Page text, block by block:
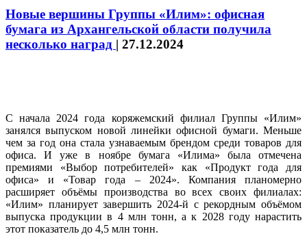
Новые вершины Группы «Илим»: офисная
бумага из Архангельской области получила
несколько наград | 27.12.2024
С начала 2024 года коряжемский филиал Группы «Илим»
занялся выпуском новой линейки офисной бумаги. Меньше
чем за год она стала узнаваемым брендом среди товаров для
офиса. И уже в ноябре бумага «Илима» была отмечена
премиями «Выбор потребителей» как «Продукт года для
офиса» и «Товар года – 2024». Компания планомерно
расширяет объёмы производства во всех своих филиалах:
«Илим» планирует завершить 2024‑й с рекордным объёмом
выпуска продукции в 4 млн тонн, а к 2028 году нарастить
этот показатель до 4,5 млн тонн.